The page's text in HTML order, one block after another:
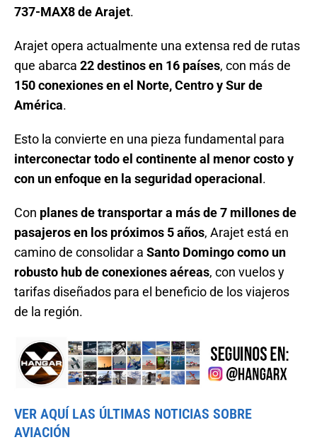
737-MAX8 de Arajet.
Arajet opera actualmente una extensa red de rutas
que abarca 22 destinos en 16 países, con más de
150 conexiones en el Norte, Centro y Sur de
América.
Esto la convierte en una pieza fundamental para
interconectar todo el continente al menor costo y
con un enfoque en la seguridad operacional.
Con planes de transportar a más de 7 millones de
pasajeros en los próximos 5 años, Arajet está en
camino de consolidar a Santo Domingo como un
robusto hub de conexiones aéreas, con vuelos y
tarifas diseñados para el beneficio de los viajeros
de la región.
VER AQUÍ LAS ÚLTIMAS NOTICIAS SOBRE
AVIACIÓN